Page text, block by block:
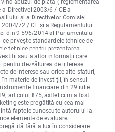
abuzul de piață ( reglementarea
Directivei 2003/6 / CE a
și a Directivelor Comisiei
72 / CE și a Regulamentului
din 9 596/2014 al Parlamentului
privește standardele tehnice de
tehnice pentru prezentarea
sau a altor informații care
dezvăluirea de interese
de interese sau orice alte sfaturi,
materie de investiții, în sensul
financiare din 29 iulie
articolul 875, astfel cum a fost
este pregătită cu cea mai
faptele cunoscute autorului la
elemente de evaluare.
fără a lua în considerare